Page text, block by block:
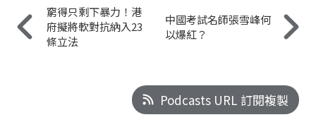
窮得只剩下暴力！港
府擬將軟對抗納入23
條立法
中國考試名師張雪峰何
以爆紅？
Podcasts URL 訂閱複製